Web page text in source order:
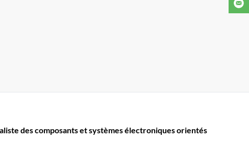
des composants et systèmes électroniques orientés